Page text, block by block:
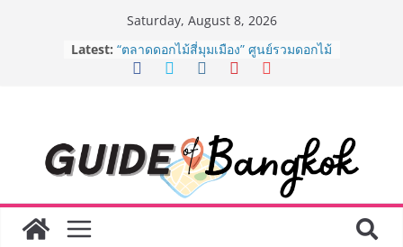
Saturday, August 8, 2026
Latest: BEDO เดินหน้าจัดกิจกรรมเจรจาธุรกิจ
“BIO TRADE CONNECT 2026” ยก
สด ดอกไม้ประดิษฐ์ พวงมาลัย และสังฆ
ภัณฑ์ครบวงจร ขอเชิญเลือกซื้อมาลัย
และของขวัญต้อนรับวันแม่ เปิดให้
บริการทุกวันตลอด 24 ชั่วโมง
Guangzhou Yinghao School เผยวิสัย